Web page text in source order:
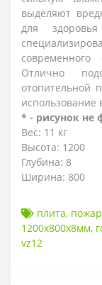
выделяют
для
современного
Отлично
отопительной
* - рисунок не
Вес: 11 кг
Высота: 1200
Глубина: 8
Ширина: 800
плита,
1200х800х8мм,
vz12